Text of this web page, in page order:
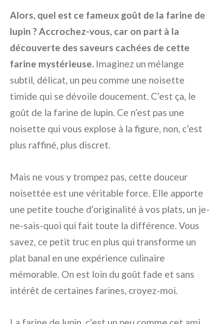
Alors, quel est ce fameux goût de la farine de
lupin ? Accrochez-vous, car on part à la
découverte des saveurs cachées de cette
farine mystérieuse. Imaginez un mélange
subtil, délicat, un peu comme une noisette
timide qui se dévoile doucement. C’est ça, le
goût de la farine de lupin. Ce n’est pas une
noisette qui vous explose à la figure, non, c’est
plus raffiné, plus discret.
Mais ne vous y trompez pas, cette douceur
noisettée est une véritable force. Elle apporte
une petite touche d’originalité à vos plats, un je-
ne-sais-quoi qui fait toute la différence. Vous
savez, ce petit truc en plus qui transforme un
plat banal en une expérience culinaire
mémorable. On est loin du goût fade et sans
intérêt de certaines farines, croyez-moi.